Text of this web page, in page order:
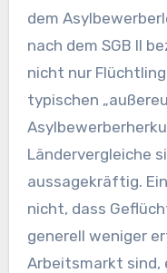
dem
nach dem SGB II
nicht nur
typischen
Ländervergleiche
aussagekräftig.
nicht, dass
generell weniger
Arbeitsmarkt sind,